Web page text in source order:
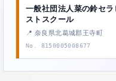
一般社団法人菜の鈴セラ
ストスクール
📍 奈良県北葛城郡王寺町
No. 8150005008677